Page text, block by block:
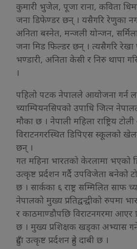
कुमारी भुजेल, पूजा राना, कविता
जना डिफेण्डर छन् । यसैगरि रेणुका
अनिता बस्नेत, मन्जली योन्जन,
जना मिड फिल्डर छन् । त्यसैगरि रेखा
भण्डारी, अनिता केसी र निरु थापा
।
पहिलो पटक नेपालले आयोजना गर्न
च्याम्पियनसिपको उपाधि जित्न
मौका छ । नेपाली महिला राष्ट्रिय
विराटनगरस्थित डिपिएस स्कूलको
छन् ।
गत महिना भारतको केरलामा भएको
उत्कृष्ट प्रर्दशन गर्दै उपविजेता बनेको
छ । सार्कका ६ राष्ट्र सम्मिलित साफ
नेपालको मुख्य प्रतिद्वन्द्वीको रुपमा
र काठमाण्डौपछि विराटनगरमा आएर
छ । मुख्य प्रशिक्षक खड्का अभ्यास
हुँदा उत्कृष्ट प्रर्दशन हुने दाबी छ ।